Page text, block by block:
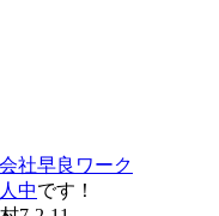
社早良ワーク
中です！